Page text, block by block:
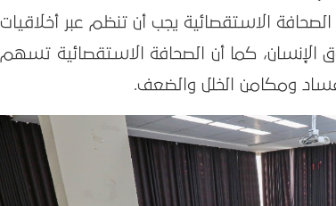
الاستقصائية يجب أن تنظم عبر أخلاقيات
كما أن الصحافة الاستقصائية تسهم
ومكامن الخلل والضعف.